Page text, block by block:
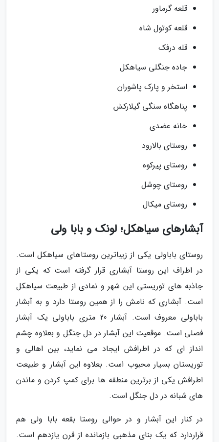
قلعه گرماور
قلعه کوتول شاه
قله درفک
جاده جنگلی سیاهکل
استخر و پارک پاشوران
پناهگاه سنگی گیلارکش
خانه عضدی
روستای بالارود
روستای پیرکوه
روستای چوشل
روستای میکال
آبشارهای سیاهکل؛ لونک و بابا ولی
روستای باباولی یکی از زیباترین روستاهای سیاهکل است.
در اطراف این روستا آبشاری قرار گرفته است که یکی از
جاذبه های توریستی این شهر و نمادی از طبیعت سیاهکل
است. آبشاری که نامش را از همین روستا دارد و به آبشار
باباولی معروف است. آبشار 20 متری باباولی یک آبشار
فصلی است. موقعیت این آبشار در دل جنگل و بعلاوه چشم
انداز ای که در اطرافش ایجاد می نماید، بین اهالی و
توریستان بسیار محبوب است. بعلاوه این آبشار و طبیعت
اطرافش یکی از برترین منطقه ها برای کمپ کردن و ماندن
های شبانه در دل جنگل است.
در کنار این آبشار و در حوالی روستا بقعه بابا ولی هم
قراردارد که یک بنای مذهبی بازمانده از قرن یازدهم است.